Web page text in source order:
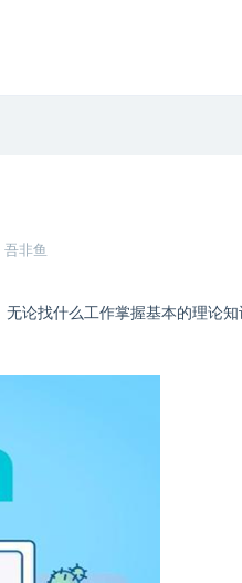
吾非鱼
论找什么工作掌握基本的理论